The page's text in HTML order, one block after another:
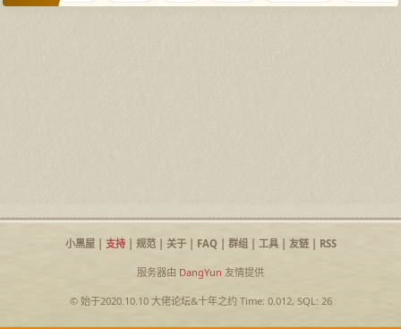
小黑屋| 支持| 规范| 关于| FAQ| 群组| 工具| 友链| RSS
服务器由 DangYun 友情提供
© 始于2020.10.10 大佬论坛&十年之约Time: 0.012, SQL: 26